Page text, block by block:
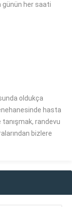
günün her saati
oldukça
hasta
tanışmak, randevu
bizlere